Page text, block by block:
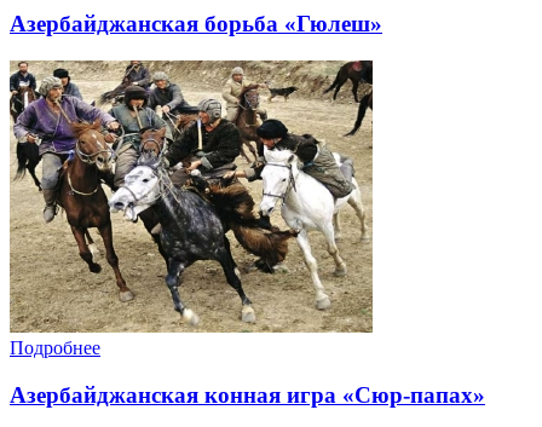
Азербайджанская борьба «Гюлеш»
Подробнее
Азербайджанская конная игра «Сюр-папах»